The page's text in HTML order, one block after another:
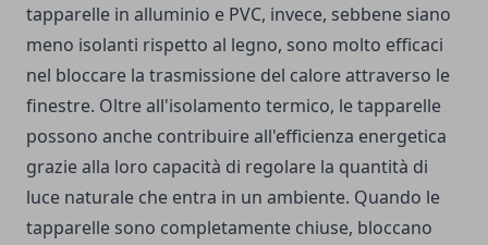
tapparelle in alluminio e PVC, invece, sebbene siano
meno isolanti rispetto al legno, sono molto efficaci
nel bloccare la trasmissione del calore attraverso le
finestre. Oltre all'isolamento termico, le tapparelle
possono anche contribuire all'efficienza energetica
grazie alla loro capacità di regolare la quantità di
luce naturale che entra in un ambiente. Quando le
tapparelle sono completamente chiuse, bloccano